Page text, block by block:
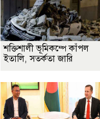
শক্তিশালী ভূমিকম্পে কাঁপল
ইতালি, সতর্কতা জারি